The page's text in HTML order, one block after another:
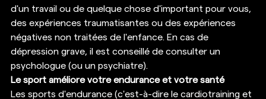
d'un travail ou de quelque chose d'important pour vous,
des expériences traumatisantes ou des expériences
négatives non traitées de l'enfance. En cas de
dépression grave, il est conseillé de consulter un
psychologue (ou un psychiatre).
Le sport améliore votre endurance et votre santé
Les sports d'endurance (c'est-à-dire le cardiotraining et